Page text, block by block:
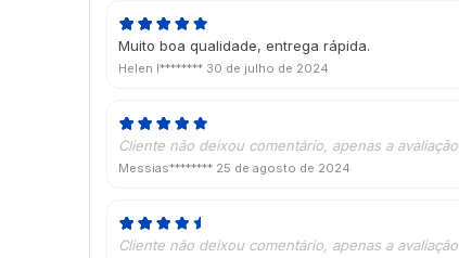
Muito boa qualidade, entrega rápida.
Helen l******** 30 de julho de 2024
Cliente não deixou comentário, apenas a avaliação
Messias******** 25 de agosto de 2024
Cliente não deixou comentário, apenas a avaliação